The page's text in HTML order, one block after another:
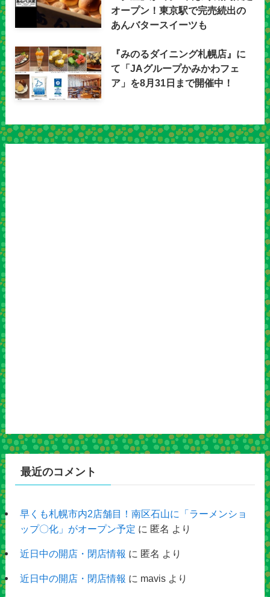
オープン！東京駅で完売続出の
あんバタースイーツも
『みのるダイニング札幌店』に
て「JAグループかみかわフェ
ア」を8月31日まで開催中！
最近のコメント
早くも札幌市内2店舗目！南区石山に「ラーメンショ
ップ〇化」がオープン予定 に 匿名 より
近日中の開店・閉店情報 に 匿名 より
近日中の開店・閉店情報 に mavisより